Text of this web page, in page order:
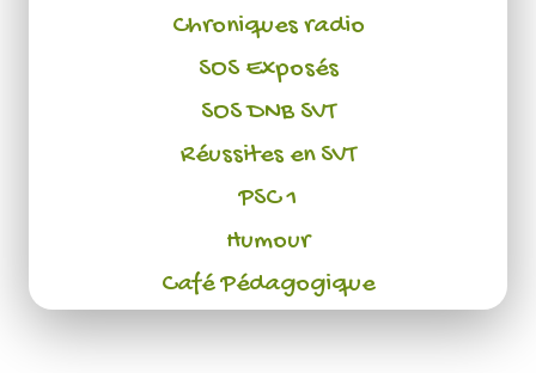
Chroniques radio
SOS Exposés
SOS DNB SVT
Réussites en SVT
PSC 1
Humour
Café Pédagogique